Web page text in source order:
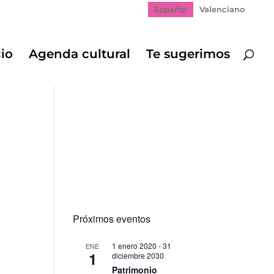
Español Valenciano
Agenda cultural Te sugerimos
Próximos eventos
ENE
1
1 enero 2020 -31
diciembre 2030
Patrimonio